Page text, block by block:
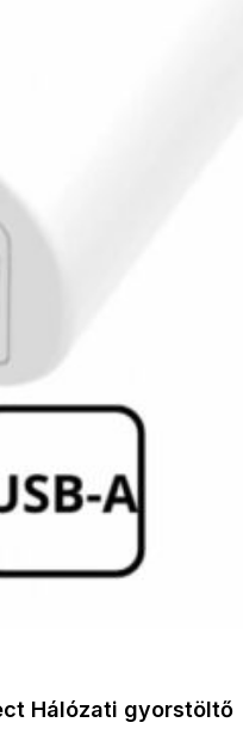
Hálózati gyorstöltő